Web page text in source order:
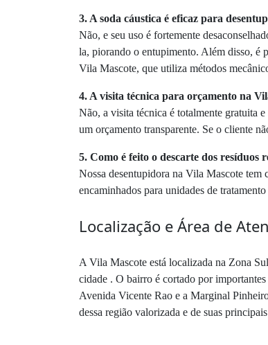
3. A soda cáustica é eficaz para
Não, e seu uso é fortemente
la, piorando o entupimento. Além disso, é
Vila Mascote, que utiliza métodos
4. A visita técnica para orçamento na
Não, a visita técnica é totalmente gratuita
um orçamento transparente. Se o cliente
5. Como é feito o descarte dos
Nossa desentupidora na Vila Mascote tem
encaminhados para unidades de
Localização e Área de
A Vila Mascote está localizada na Zona
cidade . O bairro é cortado por
Avenida Vicente Rao e a Marginal
dessa região valorizada e de suas